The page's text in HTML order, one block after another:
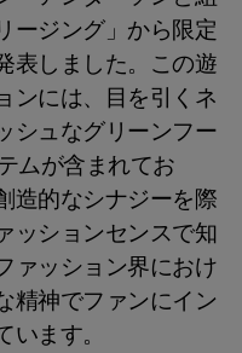
ージング」から限定
表しました。この遊
ンには、目を引くネ
シュなグリーンフー
ムが含まれてお
造的なシナジーを際
ッションセンスで知
ァッション界におけ
精神でファンにイン
ます。